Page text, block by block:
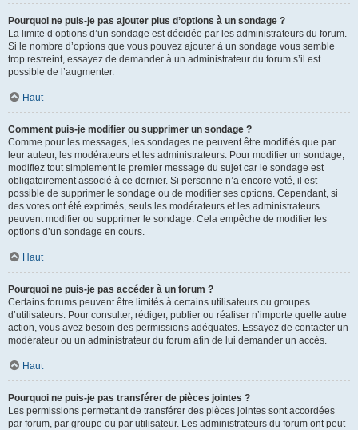
Pourquoi ne puis-je pas ajouter plus d’options à un sondage ?
La limite d’options d’un sondage est décidée par les administrateurs du forum.
Si le nombre d’options que vous pouvez ajouter à un sondage vous semble
trop restreint, essayez de demander à un administrateur du forum s’il est
possible de l’augmenter.
Haut
Comment puis-je modifier ou supprimer un sondage ?
Comme pour les messages, les sondages ne peuvent être modifiés que par
leur auteur, les modérateurs et les administrateurs. Pour modifier un sondage,
modifiez tout simplement le premier message du sujet car le sondage est
obligatoirement associé à ce dernier. Si personne n’a encore voté, il est
possible de supprimer le sondage ou de modifier ses options. Cependant, si
des votes ont été exprimés, seuls les modérateurs et les administrateurs
peuvent modifier ou supprimer le sondage. Cela empêche de modifier les
options d’un sondage en cours.
Haut
Pourquoi ne puis-je pas accéder à un forum ?
Certains forums peuvent être limités à certains utilisateurs ou groupes
d’utilisateurs. Pour consulter, rédiger, publier ou réaliser n’importe quelle autre
action, vous avez besoin des permissions adéquates. Essayez de contacter un
modérateur ou un administrateur du forum afin de lui demander un accès.
Haut
Pourquoi ne puis-je pas transférer de pièces jointes ?
Les permissions permettant de transférer des pièces jointes sont accordées
par forum, par groupe ou par utilisateur. Les administrateurs du forum ont peut-